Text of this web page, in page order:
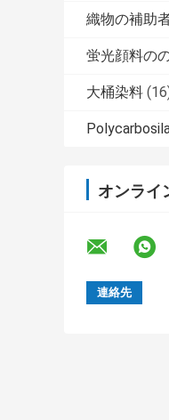
織物の補助
蛍光顔料の
大桶染料
オンライ